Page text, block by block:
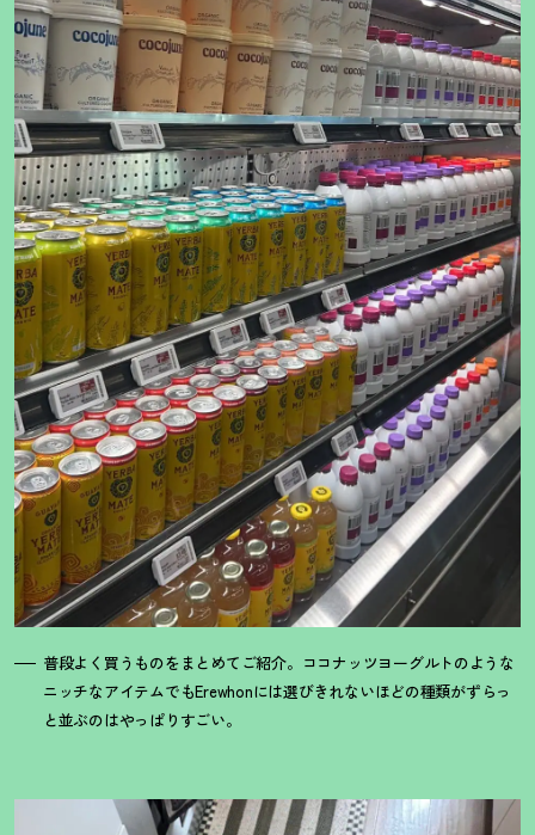
普段よく買うものをまとめてご紹介。ココナッツヨーグルトのような
ニッチなアイテムでもErewhonには選びきれないほどの種類がずらっ
と並ぶのはやっぱりすごい。